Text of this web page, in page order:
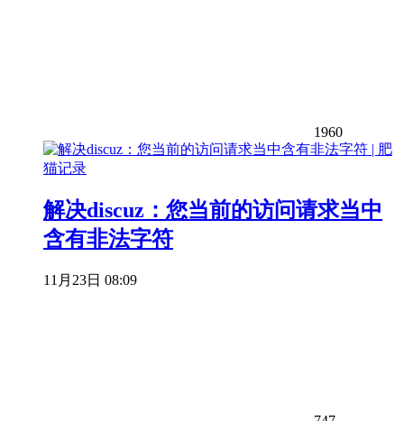
1960
解决discuz：您当前的访问请求当中
含有非法字符
11月23日 08:09